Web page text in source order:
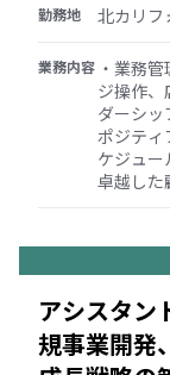
勤務地 北カリフ
業務内容 ・業務
ジ操作、店
ダーシッ
ポジティ
ケジュール管理
卓越した
理：在
鮮・冷凍
監督 ・販売とマーケティング：収益向上と顧客ロイ
ヤルテ
ンキャンペ
イアンス
る規制、
アシスタン
規事業開発